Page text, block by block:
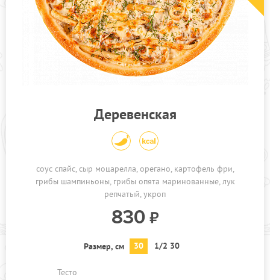
Деревенская
соус спайс сыр моцарелла орегано картофель фри
грибы шампиньоны грибы опята маринованные лук
репчатый укроп
830
Размер, см 30 1/2 30
Тесто